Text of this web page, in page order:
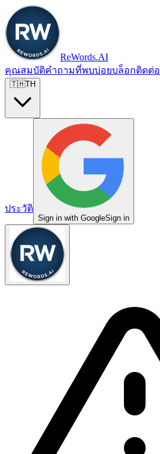
ReWords.AI
คุณสมบัติคำถามที่พบบ่อยบล็อกติดต่อ
🇹🇭TH
ประวัติ
Sign in with GoogleSign in